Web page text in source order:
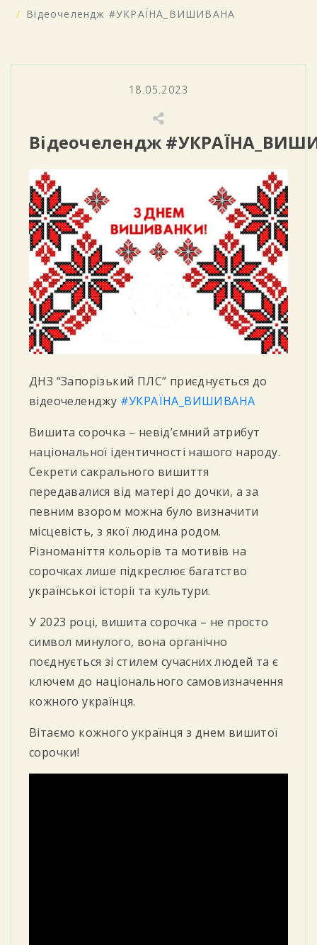
Відеочелендж #УКРАЇНА_ВИШИВАНА
18.05.2023
Відеочелендж
ДНЗ “Запорізький ПЛС” приєднується до
відеочеленджу #УКРАЇНА_ВИШИВАНА
Вишита сорочка – невід’ємний атрибут
національної ідентичності нашого народу.
Секрети сакрального вишиття
передавалися від матері до дочки, а за
певним взором можна було визначити
місцевість, з якої людина родом.
Різноманіття кольорів та мотивів на
сорочках лише підкреслює багатство
української історії та культури.
У 2023 році, вишита сорочка – не просто
символ минулого, вона органічно
поєднується зі стилем сучасних людей та є
ключем до національного самовизначення
кожного українця.
Вітаємо кожного українця з днем вишитої
сорочки!